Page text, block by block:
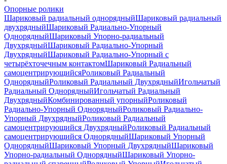
Опорные ролики
Шариковый радиальный однорядныйШариковый радиальный
двухрядныйШариковый Радиально-Упорный
ОднорядныйШариковый Упорно-радиальный
ДвухрядныйШариковый Радиально-Упорный
ДвухрядныйШариковый Радиально-Упорный с
четырёхточечным контактомШариковый Радиальный
самоцентрирующийсяРоликовый Радиальный
ОднорядныйРоликовый Радиальный ДвухрядныйИгольчатый
Радиальный ОднорядныйИгольчатый Радиальный
ДвухрядныйКомбинированный упорныйРоликовый
Радиально-Упорный ОднорядныйРоликовый Радиально-
Упорный ДвухрядныйРоликовый Радиальный
самоцентрирующийся ДвухрядныйРоликовый Радиальный
самоцентрирующийся ОднорядныйШариковый Упорный
ОднорядныйШариковый Упорный ДвухрядныйШариковый
Упорно-радиальный ОднорядныйШариковый Упорно-